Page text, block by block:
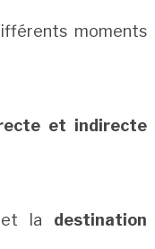
moments
et indirecte
la destination